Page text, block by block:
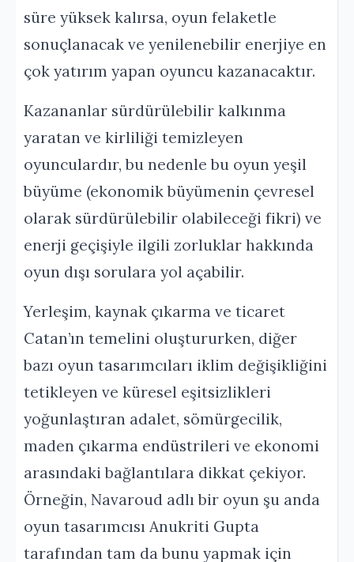
süre yüksek kalırsa, oyun felaketle
sonuçlanacak ve yenilenebilir enerjiye en
çok yatırım yapan oyuncu kazanacaktır.
Kazananlar sürdürülebilir kalkınma
yaratan ve kirliliği temizleyen
oyunculardır, bu nedenle bu oyun yeşil
büyüme (ekonomik büyümenin çevresel
olarak sürdürülebilir olabileceği fikri) ve
enerji geçişiyle ilgili zorluklar hakkında
oyun dışı sorulara yol açabilir.
Yerleşim, kaynak çıkarma ve ticaret
Catan’ın temelini oluştururken, diğer
bazı oyun tasarımcıları iklim değişikliğini
tetikleyen ve küresel eşitsizlikleri
yoğunlaştıran adalet, sömürgecilik,
maden çıkarma endüstrileri ve ekonomi
arasındaki bağlantılara dikkat çekiyor.
Örneğin, Navaroud adlı bir oyun şu anda
oyun tasarımcısı Anukriti Gupta
tarafından tam da bunu yapmak için